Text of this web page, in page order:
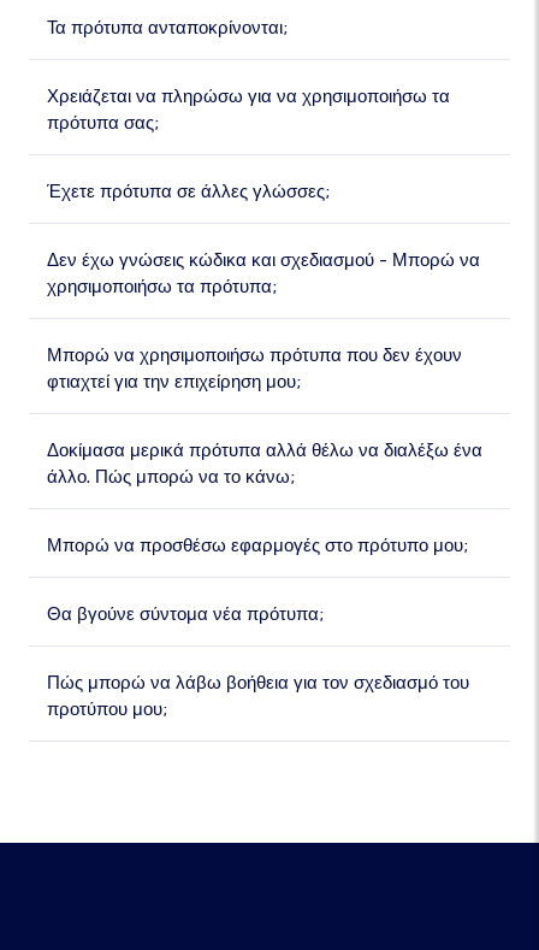
Τα πρότυπα ανταποκρίνονται;
Χρειάζεται να πληρώσω για να χρησιμοποιήσω τα
πρότυπα σας;
Έχετε πρότυπα σε άλλες γλώσσες;
Δεν έχω γνώσεις κώδικα και σχεδιασμού - Μπορώ να
χρησιμοποιήσω τα πρότυπα;
Μπορώ να χρησιμοποιήσω πρότυπα που δεν έχουν
φτιαχτεί για την επιχείρηση μου;
Δοκίμασα μερικά πρότυπα αλλά θέλω να διαλέξω ένα
άλλο. Πώς μπορώ να το κάνω;
Μπορώ να προσθέσω εφαρμογές στο πρότυπο μου;
Θα βγούνε σύντομα νέα πρότυπα;
Πώς μπορώ να λάβω βοήθεια για τον σχεδιασμό του
προτύπου μου;